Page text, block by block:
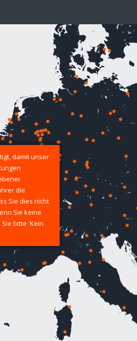
damit unser
die
Sie dies nicht
Sie keine
bitte 'Kein